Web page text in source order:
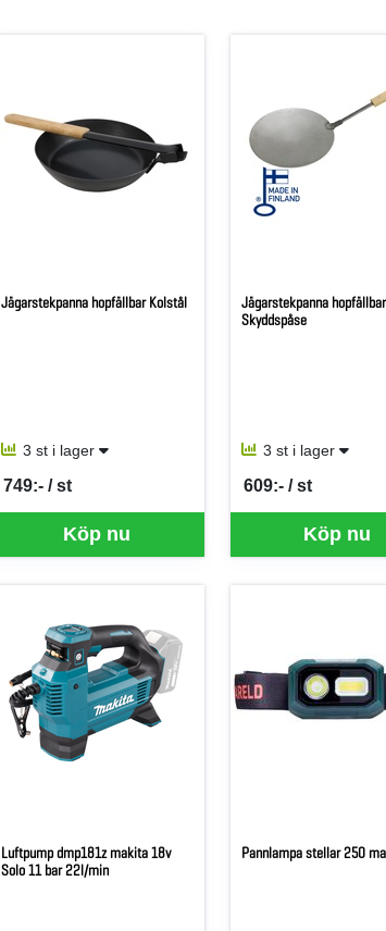
Jägarstekpanna hopfällbar Kolstål
3 st i lager
Köp nu
749:- / st
SEK per ST
Jägarstekpanna
Skyddspåse
3 st i lager
Köp nu
609:- / st
SEK per ST
Luftpump dmp181z makita 18v
Solo 11 bar 22l/min
Pannlampa stellar 250